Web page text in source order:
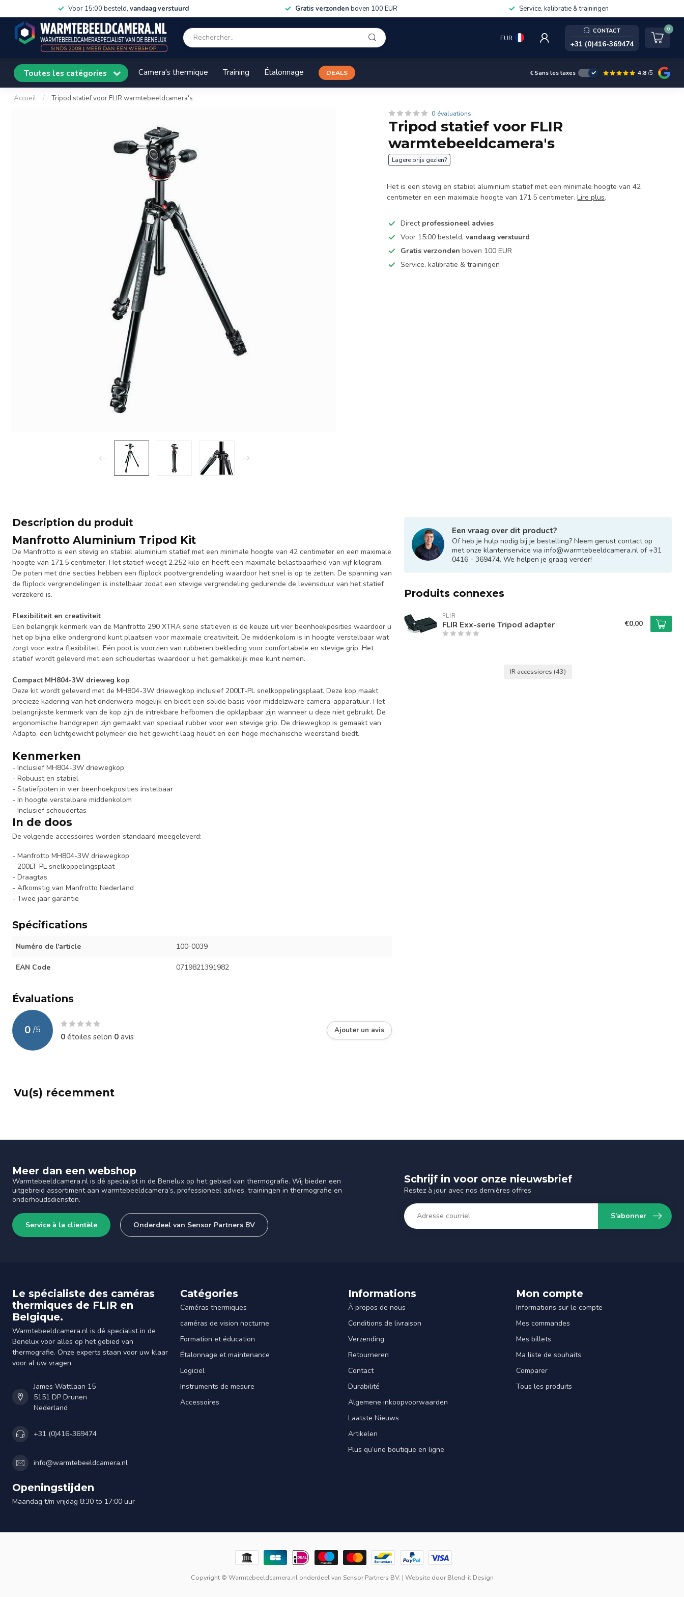
Voor 15:00 besteld, vandaag verstuurd Gratis verzonden boven 100 EUR Service, kalibratie & trainingen
EUR
CONTACT
+31 (0)416-369474
0
Toutes les catégories Camera's thermique Training Étalonnage DEALS €Sans les taxes 4.8/5
Accueil / Tripod statief voor FLIR warmtebeeldcamera's
0 évaluations
Tripod statief voor FLIR
warmtebeeldcamera's
Lagere prijs gezien?
Het is een stevig en stabiel aluminium statief met een minimale hoogte van 42
centimeter en een maximale hoogte van 171.5 centimeter.Lire plus.
Direct professioneel advies
Voor 15:00 besteld,vandaag verstuurd
Gratis verzonden boven 100 EUR
Service, kalibratie & trainingen
Description du produit
Manfrotto Aluminium Tripod Kit
De Manfrotto is een stevig en stabiel aluminium statief met een minimale hoogte van 42 centimeter en een maximale
hoogte van 171.5 centimeter. Het statief weegt 2.252 kilo en heeft een maximale belastbaarheid van vijf kilogram.
De poten met drie secties hebben een fliplock pootvergrendeling waardoor het snel is op te zetten. De spanning van
de fliplock vergrendelingen is instelbaar zodat een stevige vergrendeling gedurende de levensduur van het statief
verzekerd is.
Flexibiliteit en creativiteit
Een belangrijk kenmerk van de Manfrotto 290 XTRA serie statieven is de keuze uit vier beenhoekposities waardoor u
het op bijna elke ondergrond kunt plaatsen voor maximale creativiteit. De middenkolom is in hoogte verstelbaar wat
zorgt voor extra flexibiliteit. Eén poot is voorzien van rubberen bekleding voor comfortabele en stevige grip. Het
statief wordt geleverd met een schoudertas waardoor u het gemakkelijk mee kunt nemen.
Compact MH804-3W drieweg kop
Deze kit wordt geleverd met de MH804-3W driewegkop inclusief 200LT-PL snelkoppelingsplaat. Deze kop maakt
precieze kadering van het onderwerp mogelijk en biedt een solide basis voor middelzware camera-apparatuur. Het
belangrijkste kenmerk van de kop zijn de intrekbare hefbomen die opklapbaar zijn wanneer u deze niet gebruikt. De
ergonomische handgrepen zijn gemaakt van speciaal rubber voor een stevige grip. De driewegkop is gemaakt van
Adapto, een lichtgewicht polymeer die het gewicht laag houdt en een hoge mechanische weerstand biedt.
Kenmerken
- Inclusief MH804-3W driewegkop
- Robuust en stabiel
- Statiefpoten in vier beenhoekposities instelbaar
- In hoogte verstelbare middenkolom
- Inclusief schoudertas
In de doos
De volgende accessoires worden standaard meegeleverd:
- Manfrotto MH804-3W driewegkop
- 200LT-PL snelkoppelingsplaat
- Draagtas
- Afkomstig van Manfrotto Nederland
- Twee jaar garantie
Spécifications
Numéro de l'article 100-0039
EAN Code 0719821391982
Évaluations
0 /5
0étoiles selon 0avis
Ajouter un avis
Een vraag over dit product?
Of heb je hulp nodig bij je bestelling? Neem gerust contact op
met onze klantenservice via info@warmtebeeldcamera.nl of +31
0416 - 369474. We helpen je graag verder!
Produits connexes
FLIR
FLIR Exx-serie Tripod adapter €0,00
IR accessiores (43)
Vu(s) récemment
Meer dan een webshop
Warmtebeeldcamera.nl is dé specialist in de Benelux op het gebied van thermografie. Wij bieden een
uitgebreid assortiment aan warmtebeeldcamera’s, professioneel advies, trainingen in thermografie en
onderhoudsdiensten.
Service à la clientèle Onderdeel van Sensor Partners BV
Schrijf in voor onze nieuwsbrief
Restez à jour avec nos dernières offres
S'abonner
Le spécialiste des caméras
thermiques de FLIR en
Belgique.
Warmtebeeldcamera.nl is dé specialist in de
Benelux voor alles op het gebied van
thermografie. Onze experts staan voor uw klaar
voor al uw vragen.
James Wattlaan 15
5151 DP Drunen
Nederland
+31 (0)416-369474
info@warmtebeeldcamera.nl
Openingstijden
Maandag t/m vrijdag 8:30 to 17:00 uur
Catégories
Caméras thermiques
caméras de vision nocturne
Formation et éducation
Étalonnage et maintenance
Logiciel
Instruments de mesure
Accessoires
Informations
À propos de nous
Conditions de livraison
Verzending
Retourneren
Contact
Durabilité
Algemene inkoopvoorwaarden
Laatste Nieuws
Artikelen
Plus qu’une boutique en ligne
Mon compte
Informations sur le compte
Mes commandes
Mes billets
Ma liste de souhaits
Comparer
Tous les produits
Copyright © Warmtebeeldcamera.nl onderdeel van Sensor Partners BV. | Website doorBlend-it Design